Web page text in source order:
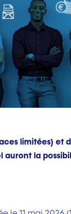
limitées) et
auront la